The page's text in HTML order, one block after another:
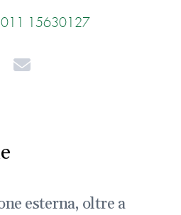
15630127
Mail
esterna, oltre a